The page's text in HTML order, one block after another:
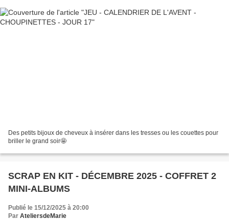
Des petits bijoux de cheveux à insérer dans les tresses ou les couettes pour
briller le grand soir🤩
SCRAP EN KIT - DÉCEMBRE 2025 - COFFRET 2
MINI-ALBUMS
Publié le 15/12/2025 à 20:00
Par AteliersdeMarie